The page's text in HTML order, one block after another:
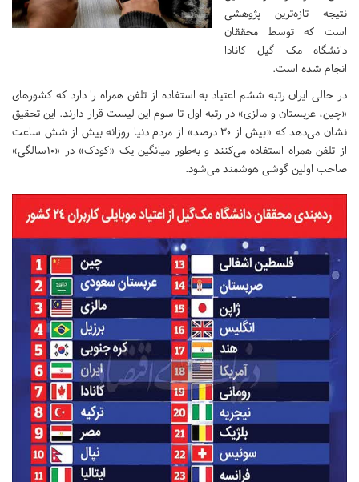
نتیجه تازه‌ترین پژوهشی
است که توسط محققان
دانشگاه مک گیل کانادا
انجام شده است.
در حالی ایران رتبه ششم اعتیاد به استفاده از تلفن همراه را دارد که کشورهای
«چین، عربستان و مالزی» در رتبه اول تا سوم این لیست قرار دارند. این تحقیق
نشان می‌دهد که «بیش از 30 درصد» از مردم دنیا روزانه بیش از شش ساعت
از تلفن همراه استفاده می‌کنند و به‌طور میانگین یک «کودک» در «۱۰‌سالگی»
صاحب اولین گوشی هوشمند می‌شود.